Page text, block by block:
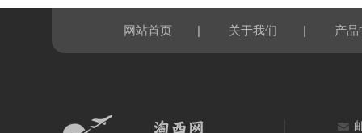
网站首页 | 关于我们 | 产品